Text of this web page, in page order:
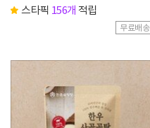
스타픽 156개 적립
무료배송